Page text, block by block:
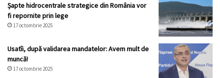
Șapte hidrocentrale strategice din România vor
fi repornite prin lege
17 octombrie 2025
Usatîi, după validarea mandatelor: Avem mult de
muncă!
17 octombrie 2025